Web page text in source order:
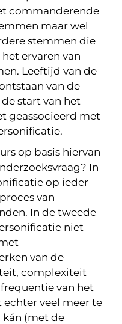
commanderende
maar wel
stemmen die
ervaren van
Leeftijd van de
van de
start van het
geassocieerd met
op basis hiervan
In
op ieder
van
In de tweede
niet
van de
complexiteit
van het
veel meer te
kán (met de